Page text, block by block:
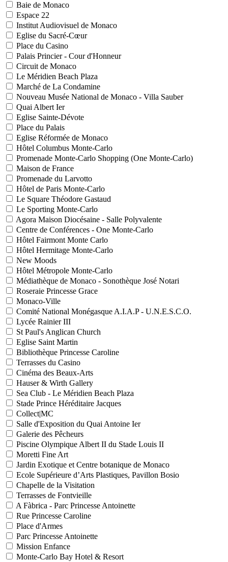
Baie de Monaco
Espace 22
Institut Audiovisuel de Monaco
Eglise du Sacré-Cœur
Place du Casino
Palais Princier - Cour d'Honneur
Circuit de Monaco
Le Méridien Beach Plaza
Marché de La Condamine
Nouveau Musée National de Monaco - Villa Sauber
Quai Albert Ier
Eglise Sainte-Dévote
Place du Palais
Eglise Réformée de Monaco
Hôtel Columbus Monte-Carlo
Promenade Monte-Carlo Shopping (One Monte-Carlo)
Maison de France
Promenade du Larvotto
Hôtel de Paris Monte-Carlo
Le Square Théodore Gastaud
Le Sporting Monte-Carlo
Agora Maison Diocésaine - Salle Polyvalente
Centre de Conférences - One Monte-Carlo
Hôtel Fairmont Monte Carlo
Hôtel Hermitage Monte-Carlo
New Moods
Hôtel Métropole Monte-Carlo
Médiathèque de Monaco - Sonothèque José Notari
Roseraie Princesse Grace
Monaco-Ville
Comité National Monégasque A.I.A.P - U.N.E.S.C.O.
Lycée Rainier III
St Paul's Anglican Church
Eglise Saint Martin
Bibliothèque Princesse Caroline
Terrasses du Casino
Cinéma des Beaux-Arts
Hauser & Wirth Gallery
Sea Club - Le Méridien Beach Plaza
Stade Prince Héréditaire Jacques
Collect|MC
Salle d'Exposition du Quai Antoine Ier
Galerie des Pêcheurs
Piscine Olympique Albert II du Stade Louis II
Moretti Fine Art
Jardin Exotique et Centre botanique de Monaco
Ecole Supérieure d’Arts Plastiques, Pavillon Bosio
Chapelle de la Visitation
Terrasses de Fontvieille
A Fàbrica - Parc Princesse Antoinette
Rue Princesse Caroline
Place d'Armes
Parc Princesse Antoinette
Mission Enfance
Monte-Carlo Bay Hotel & Resort